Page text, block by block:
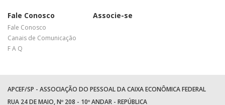
Fale Conosco
Fale Conosco
Canais de Comunicação
F A Q
Associe-se
APCEF/SP - ASSOCIAÇÃO DO PESSOAL DA CAIXA ECONÔMICA FEDERAL
RUA 24 DE MAIO, Nº 208 - 10º ANDAR - REPÚBLICA